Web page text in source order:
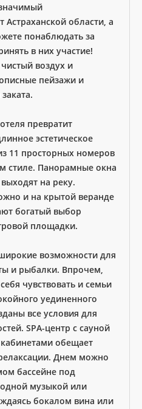
Астраханской области, а
понаблюдать за
в них участие!
воздух и
пейзажи и
превратит
эстетическое
11 просторных номеров
стиле. Панорамные окна
на реку.
и на крытой веранде
богатый выбор
площадки.
возможности для
и рыбалки. Впрочем,
чувствовать и семьи
уединенного
все условия для
SPA-центр с сауной
обещает
Днем можно
бассейне под
музыкой или
бокалом вина или